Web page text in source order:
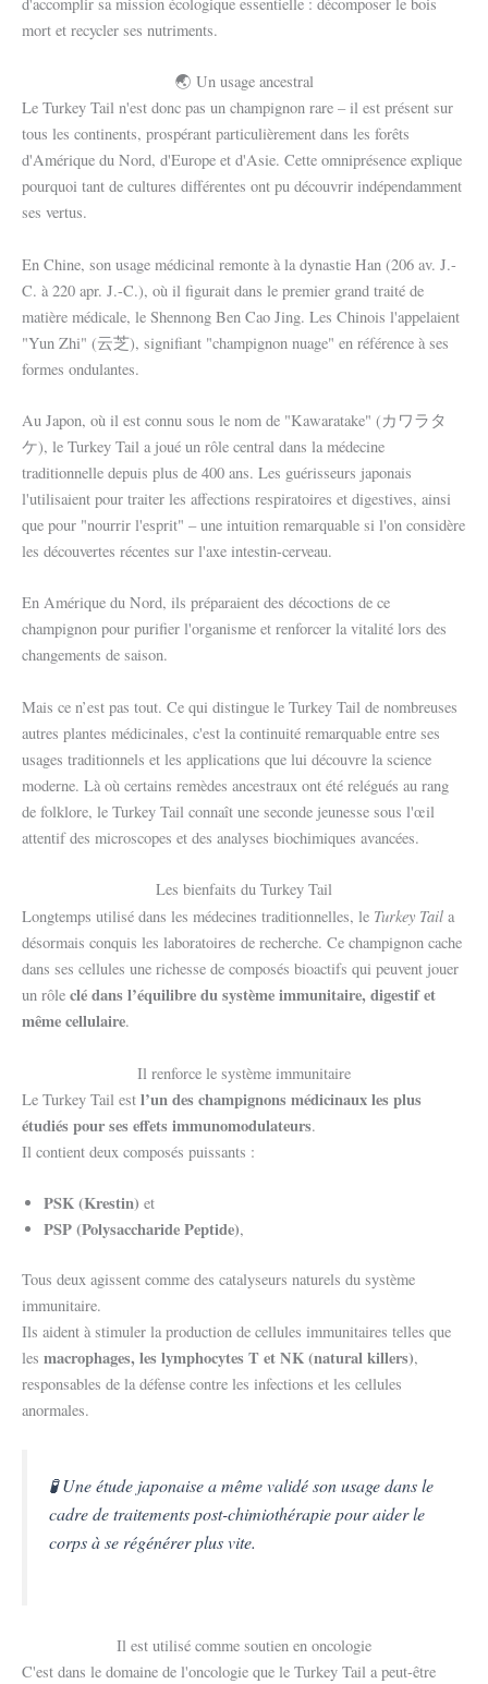
mort et recycler ses nutriments.
🌏 Un usage ancestral
Le Turkey Tail n'est donc pas un champignon rare – il est présent sur
tous les continents, prospérant particulièrement dans les forêts
d'Amérique du Nord, d'Europe et d'Asie. Cette omniprésence explique
pourquoi tant de cultures différentes ont pu découvrir indépendamment
ses vertus.
En Chine, son usage médicinal remonte à la dynastie Han (206 av. J.-
C. à 220 apr. J.-C.), où il figurait dans le premier grand traité de
matière médicale, le Shennong Ben Cao Jing. Les Chinois l'appelaient
"Yun Zhi" (云芝), signifiant "champignon nuage" en référence à ses
formes ondulantes.
Au Japon, où il est connu sous le nom de "Kawaratake" (カワラタ
ケ), le Turkey Tail a joué un rôle central dans la médecine
traditionnelle depuis plus de 400 ans. Les guérisseurs japonais
l'utilisaient pour traiter les affections respiratoires et digestives, ainsi
que pour "nourrir l'esprit" – une intuition remarquable si l'on considère
les découvertes récentes sur l'axe intestin-cerveau.
En Amérique du Nord, ils préparaient des décoctions de ce
champignon pour purifier l'organisme et renforcer la vitalité lors des
changements de saison.
Mais ce n’est pas tout. Ce qui distingue le Turkey Tail de nombreuses
autres plantes médicinales, c'est la continuité remarquable entre ses
usages traditionnels et les applications que lui découvre la science
moderne. Là où certains remèdes ancestraux ont été relégués au rang
de folklore, le Turkey Tail connaît une seconde jeunesse sous l'œil
attentif des microscopes et des analyses biochimiques avancées.
Les bienfaits du Turkey Tail
Longtemps utilisé dans les médecines traditionnelles, le Turkey Tail a
désormais conquis les laboratoires de recherche. Ce champignon cache
dans ses cellules une richesse de composés bioactifs qui peuvent jouer
un rôle clé dans l’équilibre du système immunitaire, digestif et
même cellulaire.
Il renforce le système immunitaire
Le Turkey Tail est l’un des champignons médicinaux les plus
étudiés pour ses effets immunomodulateurs.
Il contient deux composés puissants :
PSK (Krestin) et
PSP (Polysaccharide Peptide),
Tous deux agissent comme des catalyseurs naturels du système
immunitaire.
Ils aident à stimuler la production de cellules immunitaires telles que
les macrophages, les lymphocytes T et NK (natural killers),
responsables de la défense contre les infections et les cellules
anormales.
🧪 Une étude japonaise a même validé son usage dans le
cadre de traitements post-chimiothérapie pour aider le
corps à se régénérer plus vite.
Il est utilisé comme soutien en oncologie
C'est dans le domaine de l'oncologie que le Turkey Tail a peut-être